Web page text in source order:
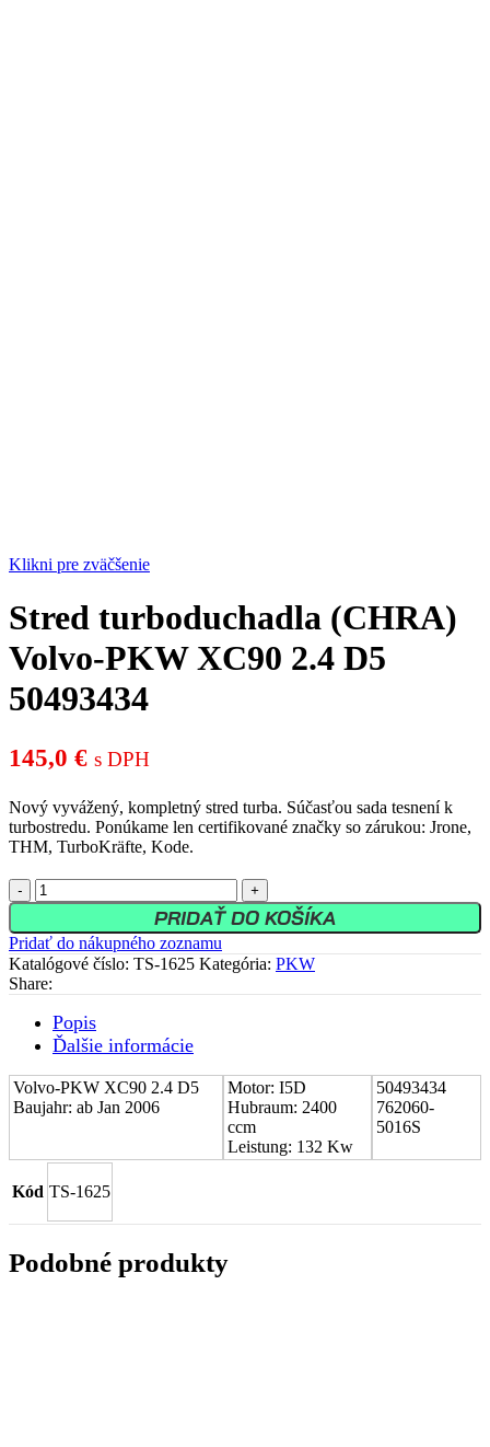
Klikni pre zväčšenie
Stred turboduchadla (CHRA)
Volvo-PKW XC90 2.4 D5
50493434
145,0 € s DPH
Nový vyvážený, kompletný stred turba. Súčasťou sada tesnení k
turbostredu. Ponúkame len certifikované značky so zárukou: Jrone,
THM, TurboKräfte, Kode.
množstvo
Stred
turboduchadla
(CHRA)
Volvo-
PKW
2.4
D5
PRIDAŤ DO KOŠÍKA
Pridať do nákupného zoznamu
Katalógové číslo: TS-1625 Kategória: PKW
Share:
Popis
Ďalšie informácie
Volvo-PKW XC90 2.4 D5
Baujahr: ab Jan 2006
Motor: I5D
Hubraum: 2400
ccm
Leistung: 132 Kw
50493434
762060-
5016S
Kód TS-1625
Podobné produkty